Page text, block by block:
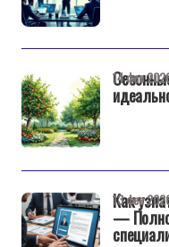
14 фев
Как
—
13 фев